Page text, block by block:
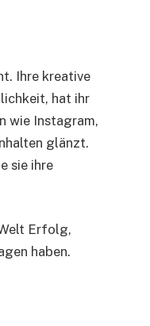
Ihre kreative
hat ihr
wie Instagram,
glänzt.
sie ihre
Erfolg,
haben.